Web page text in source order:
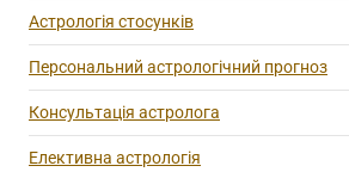
Астрологія стосунків
Персональний астрологічний прогноз
Консультація астролога
Елективна астрологія